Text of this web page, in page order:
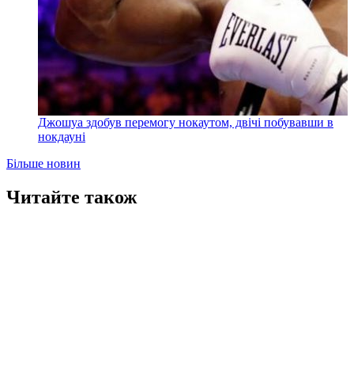
Джошуа здобув перемогу нокаутом, двічі побувавши в
нокдауні
Більше новин
Читайте також